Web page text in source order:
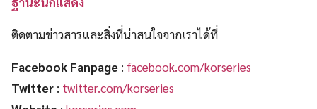
ติดตามข่าวสารและสิ่งที่น่าสนใจจากเราได้ที่
Facebook Fanpage : facebook.com/korseries
Twitter : twitter.com/korseries